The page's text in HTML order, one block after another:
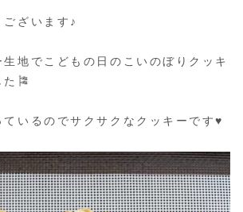
ざいます♪
地でこどもの日のこいのぼりクッキ
🎏
いるのでサクサクなクッキーです♥